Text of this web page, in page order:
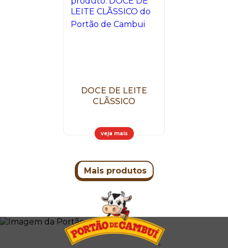
DOCE DE LEITE
CLÃSSICO
veja mais
Mais produtos